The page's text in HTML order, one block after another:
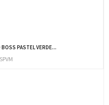
PASTEL VERDE...